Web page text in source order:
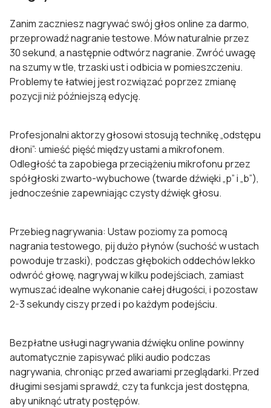
Zanim zaczniesz nagrywać swój głos online za darmo,
przeprowadź nagranie testowe. Mów naturalnie przez
30 sekund, a następnie odtwórz nagranie. Zwróć uwagę
na szumy w tle, trzaski ust i odbicia w pomieszczeniu.
Problemy te łatwiej jest rozwiązać poprzez zmianę
pozycji niż późniejszą edycję.
Profesjonalni aktorzy głosowi stosują technikę „odstępu
dłoni”: umieść pięść między ustami a mikrofonem.
Odległość ta zapobiega przeciążeniu mikrofonu przez
spółgłoski zwarto-wybuchowe (twarde dźwięki „p” i „b”),
jednocześnie zapewniając czysty dźwięk głosu.
Przebieg nagrywania: Ustaw poziomy za pomocą
nagrania testowego, pij dużo płynów (suchość w ustach
powoduje trzaski), podczas głębokich oddechów lekko
odwróć głowę, nagrywaj w kilku podejściach, zamiast
wymuszać idealne wykonanie całej długości, i pozostaw
2-3 sekundy ciszy przed i po każdym podejściu.
Bezpłatne usługi nagrywania dźwięku online powinny
automatycznie zapisywać pliki audio podczas
nagrywania, chroniąc przed awariami przeglądarki. Przed
długimi sesjami sprawdź, czy ta funkcja jest dostępna,
aby uniknąć utraty postępów.